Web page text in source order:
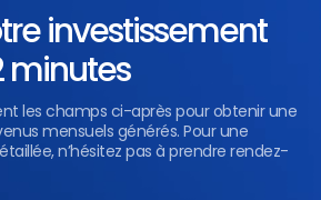
investissement
minutes
les champs ci-après pour obtenir une
mensuels générés. Pour une
n’hésitez pas à prendre rendez-